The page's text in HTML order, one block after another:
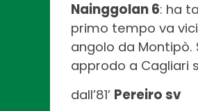
Nainggolan 6: ha
primo tempo va
angolo da
approdo a Cagliari
dall’81’ Pereiro sv